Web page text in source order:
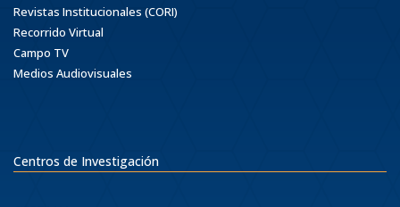
Revistas Institucionales (CORI)
Recorrido Virtual
Campo TV
Medios Audiovisuales
Centros de Investigación